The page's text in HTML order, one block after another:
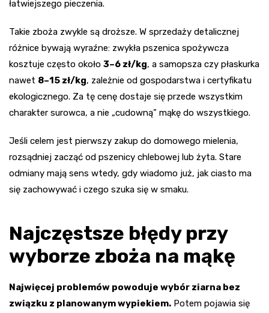
łatwiejszego pieczenia.
Takie zboża zwykle są droższe. W sprzedaży detalicznej
różnice bywają wyraźne: zwykła pszenica spożywcza
kosztuje często około 3–6 zł/kg, a samopsza czy płaskurka
nawet 8–15 zł/kg, zależnie od gospodarstwa i certyfikatu
ekologicznego. Za tę cenę dostaje się przede wszystkim
charakter surowca, a nie „cudowną” mąkę do wszystkiego.
Jeśli celem jest pierwszy zakup do domowego mielenia,
rozsądniej zacząć od pszenicy chlebowej lub żyta. Stare
odmiany mają sens wtedy, gdy wiadomo już, jak ciasto ma
się zachowywać i czego szuka się w smaku.
Najczęstsze błędy przy
wyborze zboża na mąkę
Najwięcej problemów powoduje wybór ziarna bez
związku z planowanym wypiekiem. Potem pojawia się